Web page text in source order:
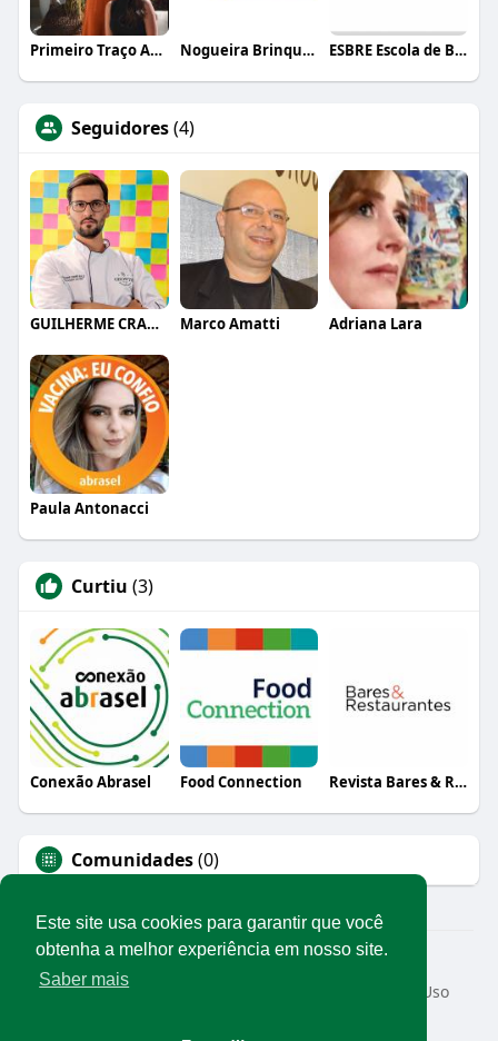
Este site usa cookies para garantir que você
obtenha a melhor experiência em nosso site.
Saber mais
Primeiro Traço Arquitetura Nogueira Brinquedos ESBRE Escola de Bares e Restaurantes
Seguidores(4)
GUILHERME CRAMER BALLE Marco Amatti Adriana Lara
Paula Antonacci
Curtiu (3)
Conexão Abrasel Food Connection Revista Bares & Restaurantes
Comunidades(0)
© 2026 Rede Abrasel
Início
Sobre
Termos de Uso